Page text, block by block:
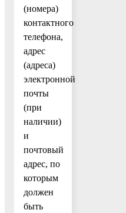
(номера)
контактного
телефона,
адрес
(адреса)
электронной
почты
(при
наличии)
и
почтовый
адрес, по
которым
должен
быть